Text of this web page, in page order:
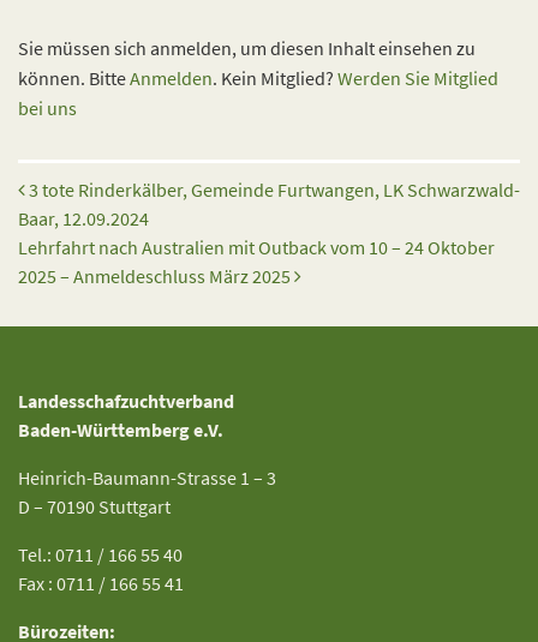
Sie müssen sich anmelden, um diesen Inhalt einsehen zu
können. BitteAnmelden. Kein Mitglied? Werden Sie Mitglied
bei uns
Beitrags-Navigation
3 tote Rinderkälber, Gemeinde Furtwangen, LK Schwarzwald-
Baar, 12.09.2024
Lehrfahrt nach Australien mit Outback vom 10 – 24 Oktober
2025 – Anmeldeschluss März 2025
Landesschafzuchtverband
Baden-Württemberg e.V.
Heinrich-Baumann-Strasse 1 – 3
D – 70190 Stuttgart
Tel.: 0711 / 166 55 40
Fax : 0711 / 166 55 41
Bürozeiten: